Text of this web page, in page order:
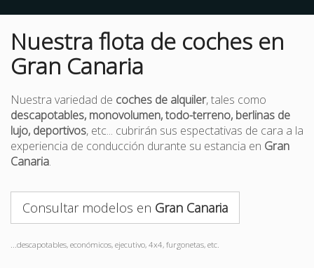
Nuestra flota de coches en
Gran Canaria
Nuestra variedad de coches de alquiler, tales como
descapotables, monovolumen, todo-terreno, berlinas de
lujo, deportivos, etc... cubrirán sus espectativas de cara a la
experiencia de conducción durante su estancia en Gran
Canaria.
Consultar modelos en Gran Canaria
...descapotables, económicos, ejecutivo, 4x4, furgonetas, etc.